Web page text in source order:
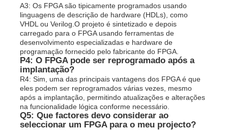
A3: Os FPGA são tipicamente programados usando
linguagens de descrição de hardware (HDLs), como
VHDL ou Verilog.O projeto é sintetizado e depois
carregado para o FPGA usando ferramentas de
desenvolvimento especializadas e hardware de
programação fornecido pelo fabricante do FPGA.
P4: O FPGA pode ser reprogramado após a
implantação?
R4: Sim, uma das principais vantagens dos FPGA é que
eles podem ser reprogramados várias vezes, mesmo
após a implantação, permitindo atualizações e alterações
na funcionalidade lógica conforme necessário.
Q5: Que factores devo considerar ao
seleccionar um FPGA para o meu projecto?